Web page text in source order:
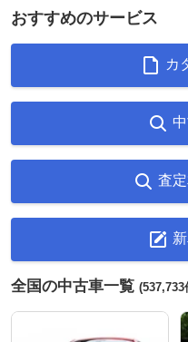
おすすめのサービス
カ
査
全国の中古車一覧 (537,733